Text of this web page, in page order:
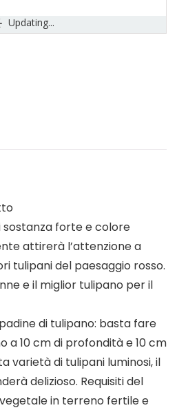
Updating...
sostanza forte e colore
attirerà l’attenzione a
tulipani del paesaggio rosso.
e il miglior tulipano per il
di tulipano: basta fare
a 10 cm di profondità e 10 cm
varietà di tulipani luminosi, il
delizioso. Requisiti del
in terreno fertile e